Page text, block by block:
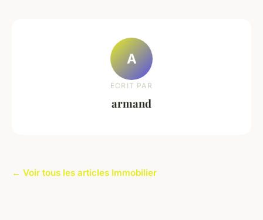
A
ECRIT PAR
armand
← Voir tous les articles Immobilier